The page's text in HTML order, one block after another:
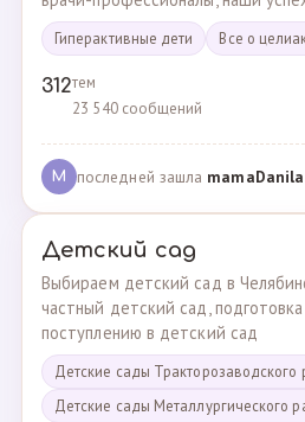
Гиперактивные дети Все о
312тем
23 540 сообщений
M последней зашла mamaDanila
Детский сад
Выбираем детский сад в
частный детский сад,
поступлению в детский сад
Детские сады Тракторозаводского
Детские сады Металлургического